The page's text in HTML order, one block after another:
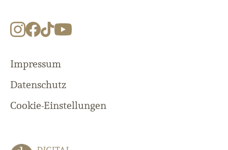
Impressum
Datenschutz
Cookie-Einstellungen